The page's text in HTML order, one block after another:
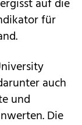
auf die
für
auch
und
Die